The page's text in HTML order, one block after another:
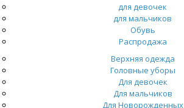
для девочек
для мальчиков
Обувь
Распродажа
Верхняя одежда
Головные уборы
Для девочек
Для мальчиков
Для Новорожденных